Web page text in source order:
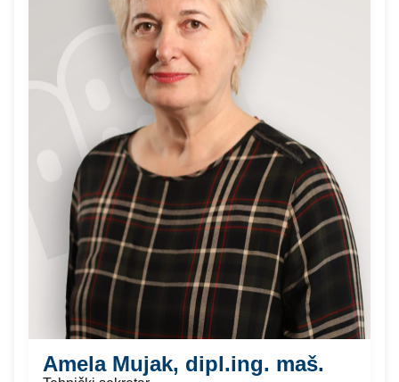
Amela Mujak, dipl.ing. maš.